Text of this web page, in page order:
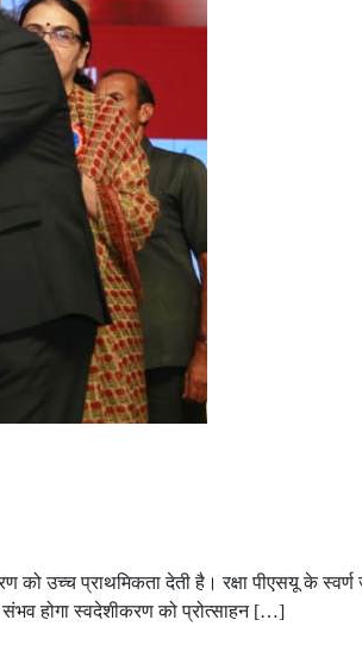
को उच्‍च प्राथमिकता देती है। रक्षा पीएसयू के
संभव होगा स्‍वदेशीकरण को प्रोत्‍साहन […]